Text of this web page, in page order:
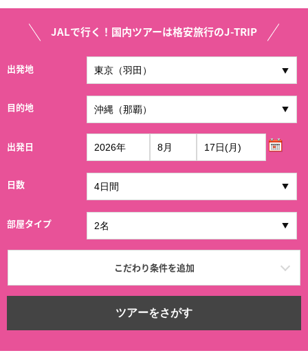
JALで行く！国内ツアーは格安旅行のJ-TRIP
出発地
目的地
出発日
日数
部屋タイプ
こだわり条件を追加
ツアーをさがす